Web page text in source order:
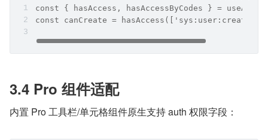
const { hasAccess, hasAccessByCodes } =
const canCreate =
3.4 Pro 组件适配
内置 Pro 工具栏/单元格组件原生支持 auth 权限字段：